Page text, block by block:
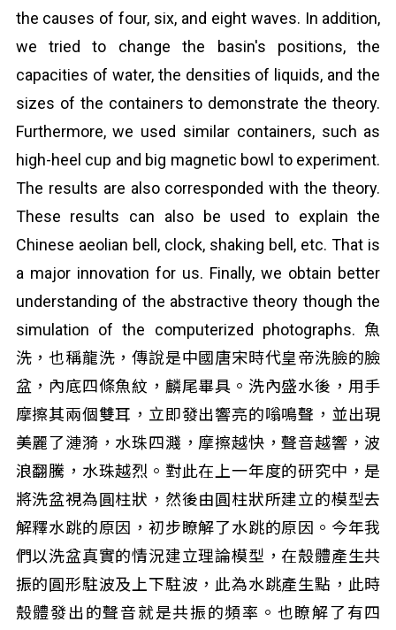
the causes of four, six, and eight waves. In addition,
we tried to change the basin's positions, the
capacities of water, the densities of liquids, and the
sizes of the containers to demonstrate the theory.
Furthermore, we used similar containers, such as
high-heel cup and big magnetic bowl to experiment.
The results are also corresponded with the theory.
These results can also be used to explain the
Chinese aeolian bell, clock, shaking bell, etc. That is
a major innovation for us. Finally, we obtain better
understanding of the abstractive theory though the
simulation of the computerized photographs. 魚
洗，也稱龍洗，傳說是中國唐宋時代皇帝洗臉的臉
盆，內底四條魚紋，麟尾畢具。洗內盛水後，用手
摩擦其兩個雙耳，立即發出響亮的嗡鳴聲，並出現
美麗了漣漪，水珠四濺，摩擦越快，聲音越響，波
浪翻騰，水珠越烈。對此在上一年度的研究中，是
將洗盆視為圓柱狀，然後由圓柱狀所建立的模型去
解釋水跳的原因，初步瞭解了水跳的原因。今年我
們以洗盆真實的情況建立理論模型，在殼體產生共
振的圓形駐波及上下駐波，此為水跳產生點，此時
殼體發出的聲音就是共振的頻率。也瞭解了有四